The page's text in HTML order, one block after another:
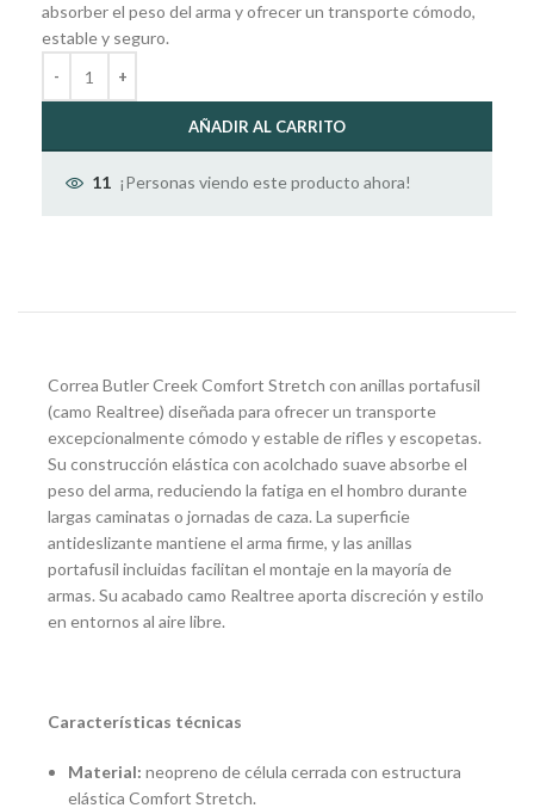
absorber el peso del arma y ofrecer un transporte cómodo,
estable y seguro.
AÑADIR AL CARRITO
11 ¡Personas viendo este producto ahora!
Correa Butler Creek Comfort Stretch con anillas portafusil
(camo Realtree) diseñada para ofrecer un transporte
excepcionalmente cómodo y estable de rifles y escopetas.
Su construcción elástica con acolchado suave absorbe el
peso del arma, reduciendo la fatiga en el hombro durante
largas caminatas o jornadas de caza. La superficie
antideslizante mantiene el arma firme, y las anillas
portafusil incluidas facilitan el montaje en la mayoría de
armas. Su acabado camo Realtree aporta discreción y estilo
en entornos al aire libre.
Características técnicas
Material: neopreno de célula cerrada con estructura
elástica Comfort Stretch.